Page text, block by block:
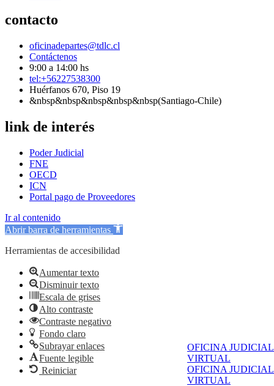
OFICINA JUDICIAL
VIRTUAL
OFICINA JUDICIAL
VIRTUAL
contacto
oficinadepartes@tdlc.cl
Contáctenos
9:00 a 14:00 hs
tel:+56227538300
Huérfanos 670, Piso 19
&nbsp&nbsp&nbsp&nbsp&nbsp(Santiago-Chile)
link de interés
Poder Judicial
FNE
OECD
ICN
Portal pago de Proveedores
Ir al contenido
Abrir barra de herramientas
Herramientas de accesibilidad
Aumentar texto
Disminuir texto
Escala de grises
Alto contraste
Contraste negativo
Fondo claro
Subrayar enlaces
Fuente legible
Reiniciar